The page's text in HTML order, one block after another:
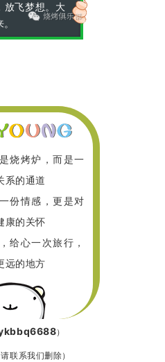
放飞梦想。大
烧烤炉，而是一
系的通道
份情感，更是对
康的关怀
给心一次旅行，
远的地方
）
联系我们删除）